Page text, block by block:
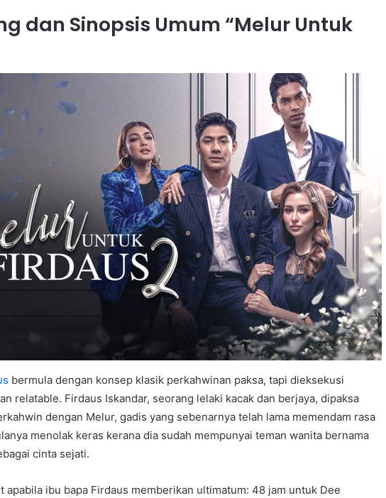
dan Sinopsis Umum “Melur Untuk
bermula dengan konsep klasik perkahwinan paksa, tapi dieksekusi
relatable. Firdaus Iskandar, seorang lelaki kacak dan berjaya, dipaksa
dengan Melur, gadis yang sebenarnya telah lama memendam rasa
menolak keras kerana dia sudah mempunyai teman wanita bernama
cinta sejati.
apabila ibu bapa Firdaus memberikan ultimatum: 48 jam untuk Dee